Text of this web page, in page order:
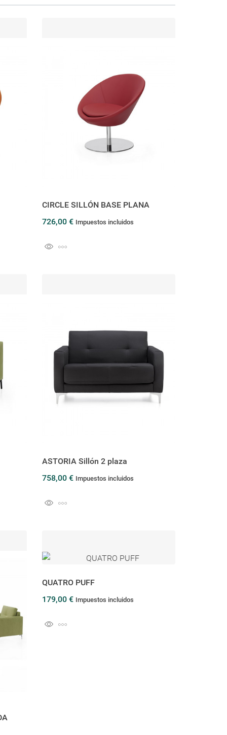
CIRCLE SILLÓN BASE PLANA
726,00 € Impuestos incluidos
ASTORIA Sillón 2 plaza
758,00 € Impuestos incluidos
QUATRO PUFF
179,00 € Impuestos incluidos